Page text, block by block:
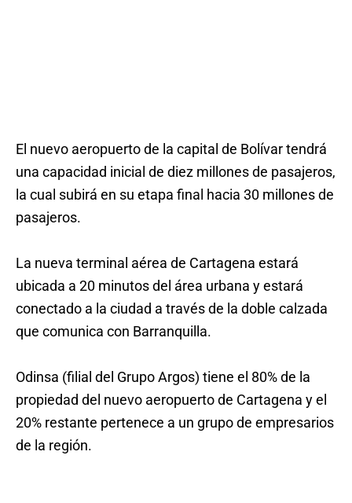
El nuevo aeropuerto de la capital de Bolívar tendrá
una capacidad inicial de diez millones de pasajeros,
la cual subirá en su etapa final hacia 30 millones de
pasajeros.
La nueva terminal aérea de Cartagena estará
ubicada a 20 minutos del área urbana y estará
conectado a la ciudad a través de la doble calzada
que comunica con Barranquilla.
Odinsa (filial del Grupo Argos) tiene el 80% de la
propiedad del nuevo aeropuerto de Cartagena y el
20% restante pertenece a un grupo de empresarios
de la región.